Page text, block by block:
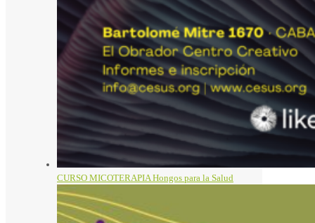
CURSO MICOTERAPIA Hongos para la Salud